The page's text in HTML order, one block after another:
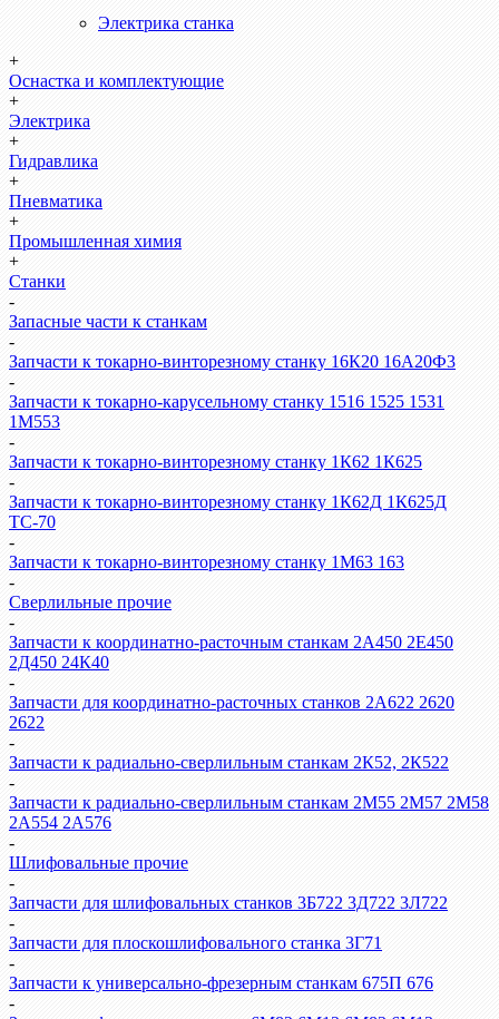
Электрика станка
+
Оснастка и комплектующие
+
Электрика
+
Гидравлика
+
Пневматика
+
Промышленная химия
+
Станки
-
Запасные части к станкам
-
Запчасти к токарно-винторезному станку 16К20 16А20Ф3
-
Запчасти к токарно-карусельному станку 1516 1525 1531
1М553
-
Запчасти к токарно-винторезному станку 1К62 1К625
-
Запчасти к токарно-винторезному станку 1К62Д 1К625Д
ТС-70
-
Запчасти к токарно-винторезному станку 1М63 163
-
Сверлильные прочие
-
Запчасти к координатно-расточным станкам 2А450 2Е450
2Д450 24К40
-
Запчасти для координатно-расточных станков 2А622 2620
2622
-
Запчасти к радиально-сверлильным станкам 2К52, 2К522
-
Запчасти к радиально-сверлильным станкам 2М55 2М57 2М58
2А554 2А576
-
Шлифовальные прочие
-
Запчасти для шлифовальных станков 3Б722 3Д722 3Л722
-
Запчасти для плоскошлифовального станка 3Г71
-
Запчасти к универсально-фрезерным станкам 675П 676
-